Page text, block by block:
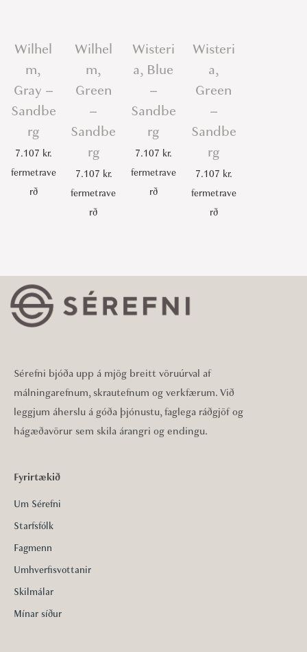
Wilhel
m,
Gray –
Sandbe
rg
7.107 kr.
fermetrave
rð
Wilhel
m,
Green
–
Sandbe
rg
7.107 kr.
fermetrave
rð
Wisteri
a, Blue
–
Sandbe
rg
7.107 kr.
fermetrave
rð
Wisteri
a,
Green
–
Sandbe
rg
7.107 kr.
fermetrave
rð
Sérefni bjóða upp á mjög breitt vöruúrval af
málningarefnum, skrautefnum og verkfærum. Við
leggjum áherslu á góða þjónustu, faglega ráðgjöf og
hágæðavörur sem skila árangri og endingu.
Fyrirtækið
Um Sérefni
Starfsfólk
Fagmenn
Umhverfisvottanir
Skilmálar
Mínar síður